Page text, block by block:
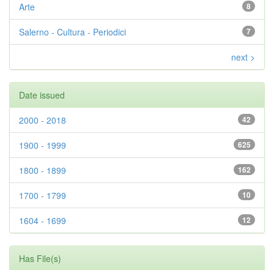
8
Arte
7
Salerno - Cultura - Periodici
next >
Date issued
42
2000 - 2018
625
1900 - 1999
162
1800 - 1899
10
1700 - 1799
12
1604 - 1699
Has File(s)